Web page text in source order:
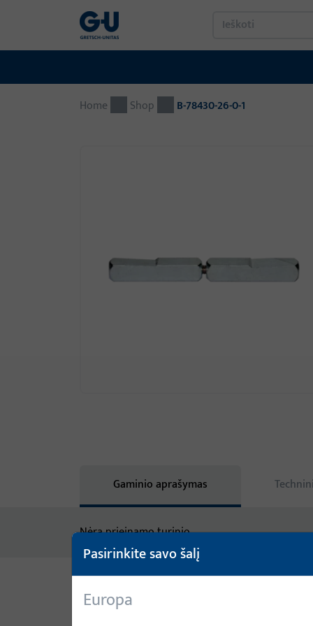
Home Shop B-78430-26-0-1
Gaminio aprašymas
Nėra prieinamo turinio
Variantai
Pasirinkite savo šalį
Europa